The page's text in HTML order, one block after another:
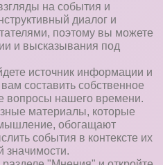
на события и
диалог и
поэтому вы можете
и высказывания под
источник информации и
составить собственное
вопросы нашего времени.
материалы, которые
обогащают
события в контексте их
значимости.